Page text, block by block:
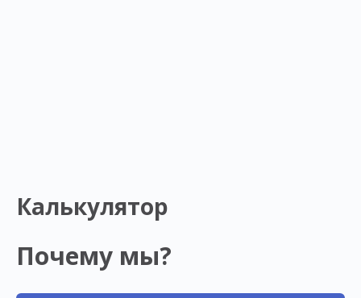
Калькулятор
Почему мы?